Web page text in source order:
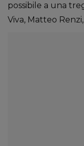
possibile a una
Viva, Matteo